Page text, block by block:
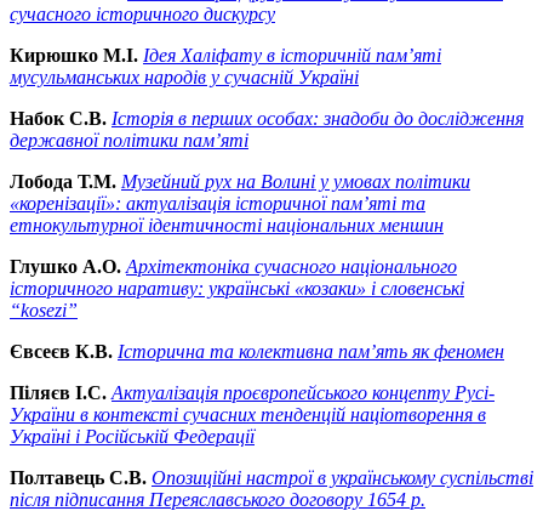
сучасного історичного дискурсу
Кирюшко М.І. Ідея Халіфату в історичній пам’яті
мусульманських народів у сучасній Україні
Набок С.В. Історія в перших особах: знадоби до дослідження
державної політики пам’яті
Лобода Т.М. Музейний рух на Волині у умовах політики
«коренізації»: актуалізація історичної пам’яті та
етнокультурної ідентичності національних меншин
Глушко А.О. Архітектоніка сучасного національного
історичного наративу: українські «козаки» і словенські
“kosezi”
Євсеєв К.В. Історична та колективна пам’ять як феномен
Піляєв І.С. Актуалізація проєвропейського концепту Русі-
України в контексті сучасних тенденцій націотворення в
Україні і Російській Федерації
Полтавець С.В. Опозиційні настрої в українському суспільстві
після підписання Переяславського договору 1654 р.